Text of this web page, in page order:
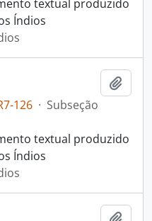
textual produzido
Índios
126 · Subseção
textual produzido
Índios